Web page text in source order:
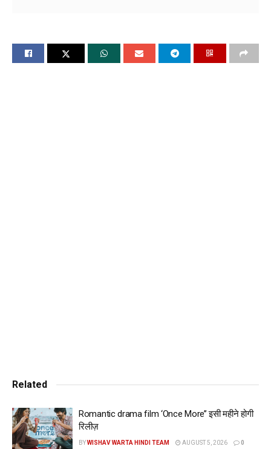
पर्दा उठा
हुई हवेली दी जाती है, जिसमें सिर्फ़ एक बुज़ुर्ग मुस्लिम महिला रहती है।
गया था। Entertainment News:
और खबरें पढ़ने के लिए दिए गए लिंक पर क्लिक करें:
Related
Romantic drama film ‘Once More’’ इसी महीने होगी
रिलीज़
BYWISHAV WARTA HINDI TEAM AUGUST 5, 2026 0